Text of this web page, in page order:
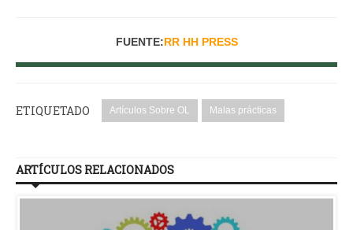
FUENTE:RR HH PRESS
ETIQUETADO Artículos Sobre OL Malas prácticas
ARTÍCULOS RELACIONADOS